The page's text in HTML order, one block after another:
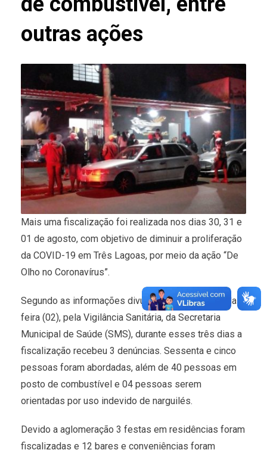
outras ações
Mais uma fiscalização foi realizada nos dias 30, 31 e
01 de agosto, com objetivo de diminuir a proliferação
da COVID-19 em Três Lagoas, por meio da ação “De
Olho no Coronavírus”.
Segundo as informações divulgadas nesta segunda-
feira (02), pela Vigilância Sanitária, da Secretaria
Municipal de Saúde (SMS), durante esses três dias a
fiscalização recebeu 3 denúncias. Sessenta e cinco
pessoas foram abordadas, além de 40 pessoas em
posto de combustível e 04 pessoas serem
orientadas por uso indevido de narguilés.
Devido a aglomeração 3 festas em residências foram
fiscalizadas e 12 bares e conveniências foram